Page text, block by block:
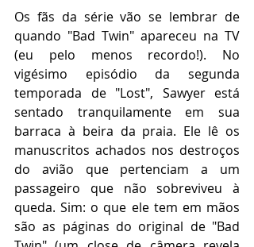
Os fãs da série vão se lembrar de
quando "Bad Twin" apareceu na TV
(eu pelo menos recordo!). No
vigésimo episódio da segunda
temporada de "Lost", Sawyer está
sentado tranquilamente em sua
barraca à beira da praia. Ele lê os
manuscritos achados nos destroços
do avião que pertenciam a um
passageiro que não sobreviveu à
queda. Sim: o que ele tem em mãos
são as páginas do original de "Bad